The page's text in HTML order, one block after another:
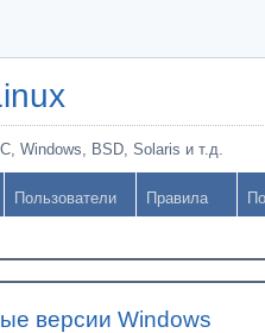
Windows, BSD, Solaris и т.д.
Пользователи Правила
версии Windows